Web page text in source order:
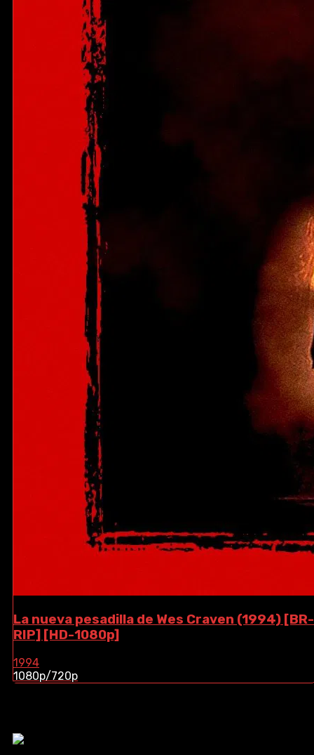
La nueva pesadilla de Wes Craven (1994) [BR-
RIP] [HD-1080p]
1994
1080p/720p